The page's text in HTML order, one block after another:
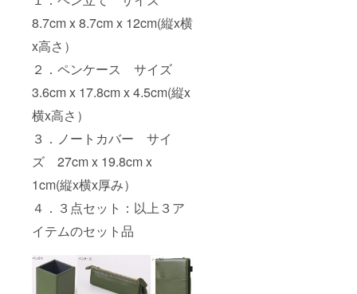
8.7cm x 8.7cm x 12cm(縦x横
x高さ）
２．ペンケース サイズ
3.6cm x 17.8cm x 4.5cm(縦x
横x高さ）
３．ノートカバー サイ
ズ 27cm x 19.8cm x
1cm(縦x横x厚み）
４．３点セット：以上３ア
イテムのセット品